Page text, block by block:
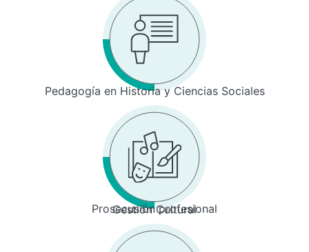
Pedagogía en Historia y Ciencias Sociales
Prosecusión profesional
Gestión Cultural